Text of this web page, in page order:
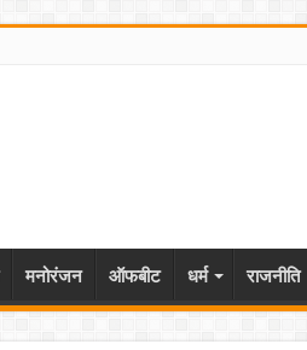
मनोरंजन ऑफबीट धर्म राजनीति